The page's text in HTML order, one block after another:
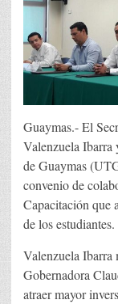
Guaymas.- El
Valenzuela Ibarra
de Guaymas
convenio de
Capacitación que
de los estudiantes.
Valenzuela Ibarra
Gobernadora
atraer mayor